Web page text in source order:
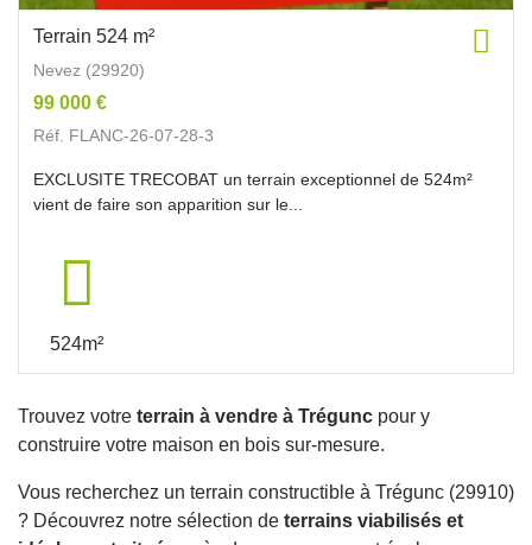
Terrain 524 m²
Nevez (29920)
99 000 €
Réf. FLANC-26-07-28-3
EXCLUSITE TRECOBAT un terrain exceptionnel de 524m²
vient de faire son apparition sur le...
524m²
Trouvez votre terrain à vendre à Trégunc pour y
construire votre maison en bois sur-mesure.
Vous recherchez un terrain constructible à Trégunc (29910)
? Découvrez notre sélection de terrains viabilisés et